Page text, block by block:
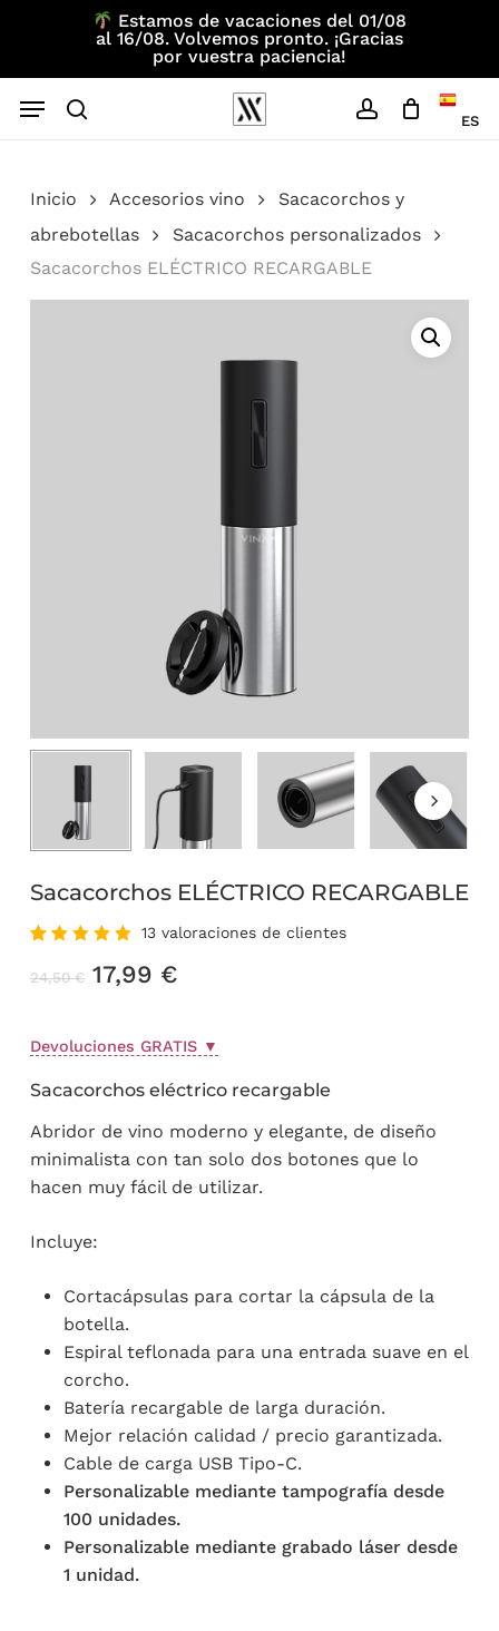
content
Estamos de vacaciones del 01/08
al 16/08. Volvemos pronto. ¡Gracias
por vuestra paciencia!
ES
Menu
Inicio Accesorios vino
Sacacorchos y
abrebotellas
Sacacorchos personalizados
Sacacorchos ELÉCTRICO RECARGABLE
Sacacorchos ELÉCTRICO RECARGABLE
con 5.00
de 5 en
clientes
13valoraciones de clientes
24,50€ El
era:
24,50 €.
17,99 €El
es:
17,99 €.
Devoluciones GRATIS ▼
Sacacorchos eléctrico recargable
Abridor de vino moderno y elegante, de diseño
minimalista con tan solo dos botones que lo
hacen muy fácil de utilizar.
Incluye:
Cortacápsulas para cortar la cápsula de la
botella.
Espiral teflonada para una entrada suave en el
corcho.
Batería recargable de larga duración.
Mejor relación calidad / precio garantizada.
Cable de carga USB Tipo-C.
Personalizable mediante tampografía desde
100 unidades.
Personalizable mediante grabado láser desde
1 unidad.